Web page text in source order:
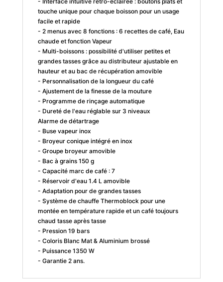
touche unique pour chaque boisson pour un usage
facile et rapide
- 2 menus avec 8 fonctions : 6 recettes de café, Eau
chaude et fonction Vapeur
- Multi-boissons : possibilité d'utiliser petites et
grandes tasses grâce au distributeur ajustable en
hauteur et au bac de récupération amovible
- Personnalisation de la longueur du café
- Ajustement de la finesse de la mouture
- Programme de rinçage automatique
- Dureté de l'eau réglable sur 3 niveaux
Alarme de détartrage
- Buse vapeur inox
- Broyeur conique intégré en inox
- Groupe broyeur amovible
- Bac à grains 150 g
- Capacité marc de café : 7
- Réservoir d'eau 1.4 L amovible
- Adaptation pour de grandes tasses
- Système de chauffe Thermoblock pour une
montée en température rapide et un café toujours
chaud tasse après tasse
- Pression 19 bars
- Coloris Blanc Mat & Aluminium brossé
- Puissance 1350 W
- Garantie 2 ans.